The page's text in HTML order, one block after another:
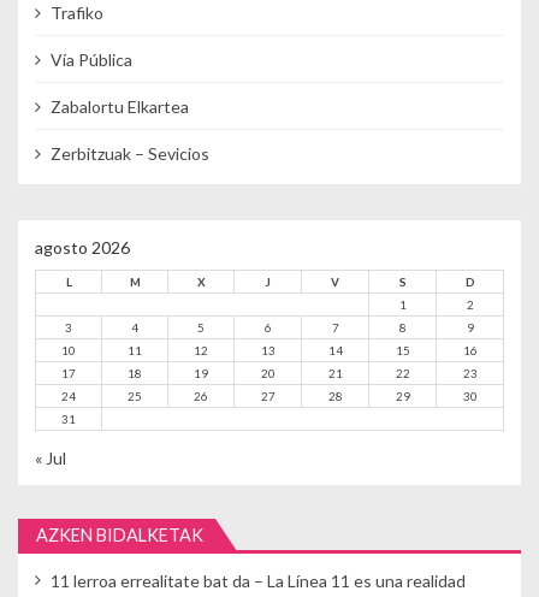
Trafiko
Vía Pública
Zabalortu Elkartea
Zerbitzuak – Sevicios
agosto 2026
L M X J V S
D
1
2
3
4 5 6 7 8
9
10
11 12 13 14 15
16
17
18 19 20 21 22
23
24
25 26 27 28 29
30
31
« Jul
AZKEN BIDALKETAK
11 lerroa errealitate bat da – La Línea 11 es una realidad